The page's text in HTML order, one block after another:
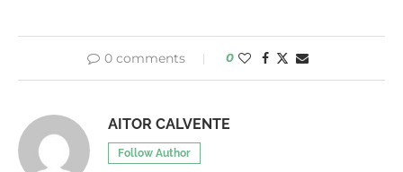
0 comments 0
AITOR CALVENTE
Follow Author